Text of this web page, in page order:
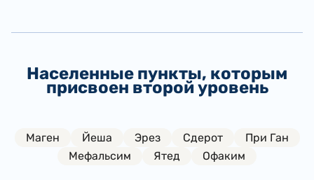
Населенные пункты, которым
присвоен второй уровень
Маген Йеша Эрез Сдерот
При Ган
Мефальсим
Ятед Офаким